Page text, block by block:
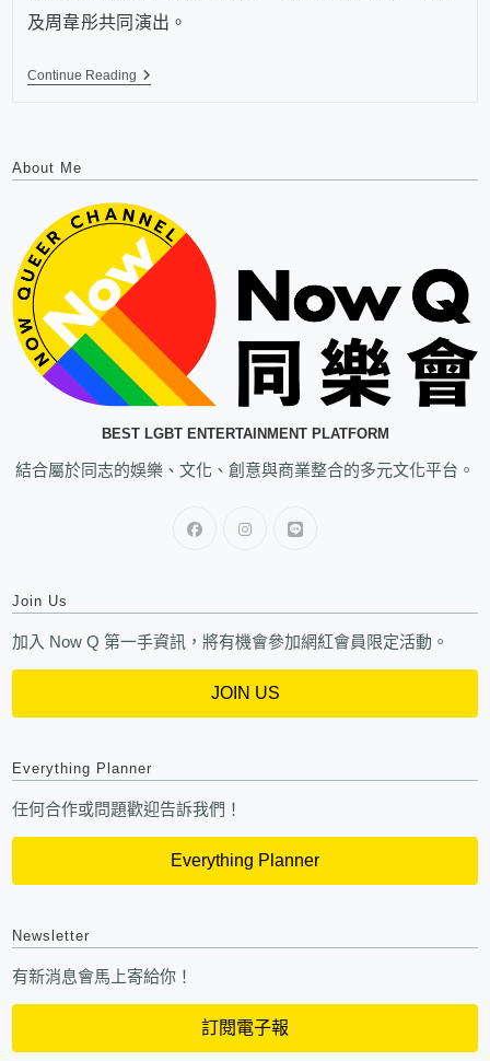
及周韋彤共同演出。
Continue Reading
About Me
BEST LGBT ENTERTAINMENT PLATFORM
結合屬於同志的娛樂、文化、創意與商業整合的多元文化平台。
Join Us
加入 Now Q 第一手資訊，將有機會參加網紅會員限定活動。
JOIN US
Everything Planner
任何合作或問題歡迎告訴我們！
Everything Planner
Newsletter
有新消息會馬上寄給你！
訂閱電子報